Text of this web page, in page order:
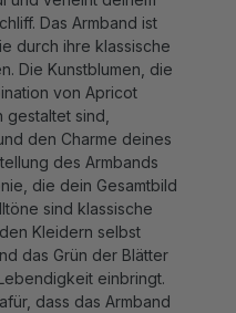
durch ihre klassische
Die Kunstblumen, die
von Apricot
gestaltet sind,
den Charme deines
des Armbands
die dein Gesamtbild
sind klassische
Kleidern selbst
das Grün der Blätter
einbringt.
dass das Armband
anpasst und dennoch